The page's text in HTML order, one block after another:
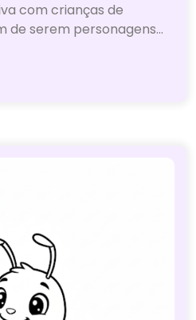
com crianças de
de serem personagens…